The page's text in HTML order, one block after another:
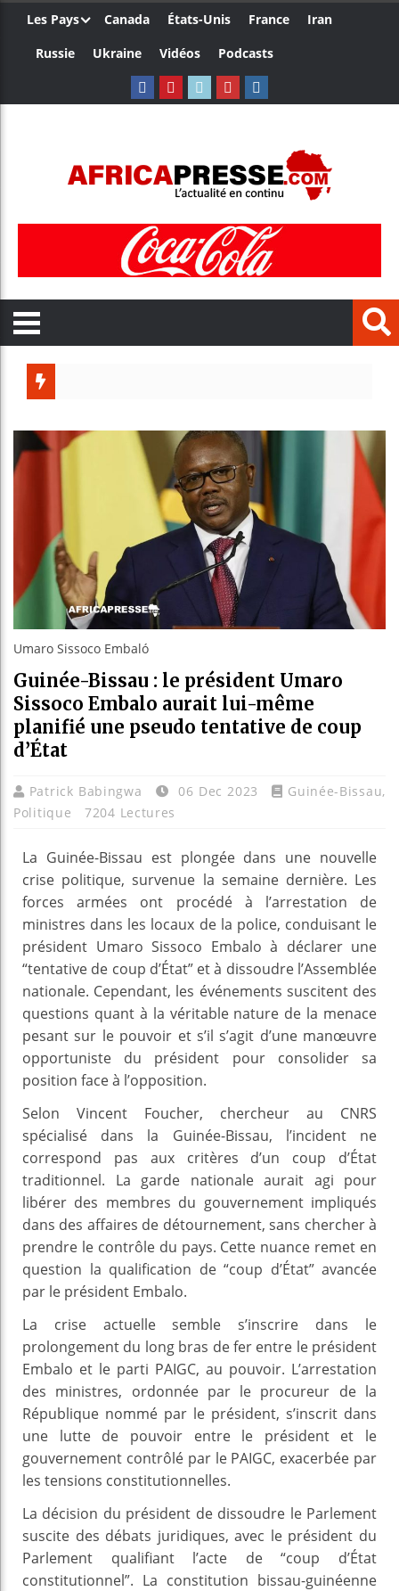
Les Pays Canada États-Unis France
Iran
Russie
Ukraine Vidéos Podcasts
Bénin
Umaro Sissoco Embaló
Guinée-Bissau : le président Umaro
Sissoco Embalo aurait lui-même
planifié une pseudo tentative de coup
d’État
Patrick Babingwa 06 Dec 2023 Guinée-Bissau,
Politique
7204 Lectures
La Guinée-Bissau est plongée dans une nouvelle
crise politique, survenue la semaine dernière. Les
forces armées ont procédé à l’arrestation de
ministres dans les locaux de la police, conduisant le
président Umaro Sissoco Embalo à déclarer une
“tentative de coup d’État” et à dissoudre l’Assemblée
nationale. Cependant, les événements suscitent des
questions quant à la véritable nature de la menace
pesant sur le pouvoir et s’il s’agit d’une manœuvre
opportuniste du président pour consolider sa
position face à l’opposition.
Selon Vincent Foucher, chercheur au CNRS
spécialisé dans la Guinée-Bissau, l’incident ne
correspond pas aux critères d’un coup d’État
traditionnel. La garde nationale aurait agi pour
libérer des membres du gouvernement impliqués
dans des affaires de détournement, sans chercher à
prendre le contrôle du pays. Cette nuance remet en
question la qualification de “coup d’État” avancée
par le président Embalo.
La crise actuelle semble s’inscrire dans le
prolongement du long bras de fer entre le président
Embalo et le parti PAIGC, au pouvoir. L’arrestation
des ministres, ordonnée par le procureur de la
République nommé par le président, s’inscrit dans
une lutte de pouvoir entre le président et le
gouvernement contrôlé par le PAIGC, exacerbée par
les tensions constitutionnelles.
La décision du président de dissoudre le Parlement
suscite des débats juridiques, avec le président du
Parlement qualifiant l’acte de “coup d’État
constitutionnel”. La constitution bissau-guinéenne